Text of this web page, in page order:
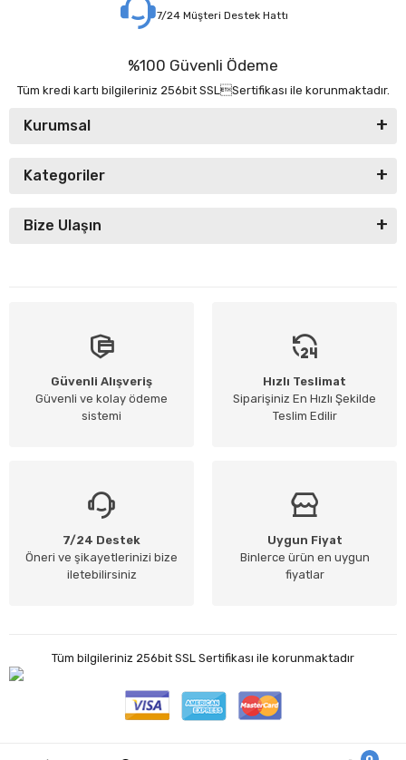
7/24 Müşteri Destek Hattı
%100 Güvenli Ödeme
Tüm kredi kartı bilgileriniz 256bit SSLSertifikası ile korunmaktadır.
Kurumsal
Kategoriler
Bize Ulaşın
Güvenli Alışveriş
Güvenli ve kolay ödeme
sistemi
Hızlı Teslimat
Siparişiniz En Hızlı Şekilde
Teslim Edilir
7/24 Destek
Öneri ve şikayetlerinizi bize
iletebilirsiniz
Uygun Fiyat
Binlerce ürün en uygun
fiyatlar
Tüm bilgileriniz 256bit SSL Sertifikası ile korunmaktadır